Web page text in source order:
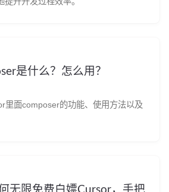
是什么？怎么用？
里面composer的功能、使用方法以及